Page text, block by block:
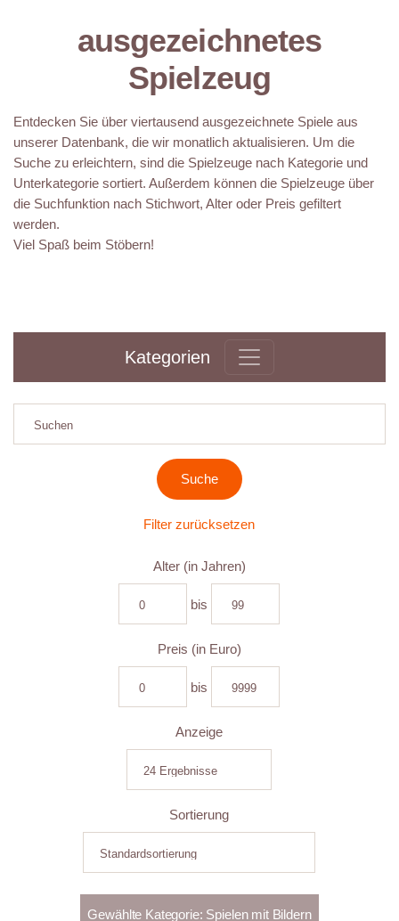
ausgezeichnetes
Spielzeug
Entdecken Sie über viertausend ausgezeichnete Spiele aus
unserer Datenbank, die wir monatlich aktualisieren. Um die
Suche zu erleichtern, sind die Spielzeuge nach Kategorie und
Unterkategorie sortiert. Außerdem können die Spielzeuge über
die Suchfunktion nach Stichwort, Alter oder Preis gefiltert
werden.
Viel Spaß beim Stöbern!
Kategorien
Filter zurücksetzen
Alter (in Jahren)
bis
Preis (in Euro)
bis
Anzeige
Sortierung